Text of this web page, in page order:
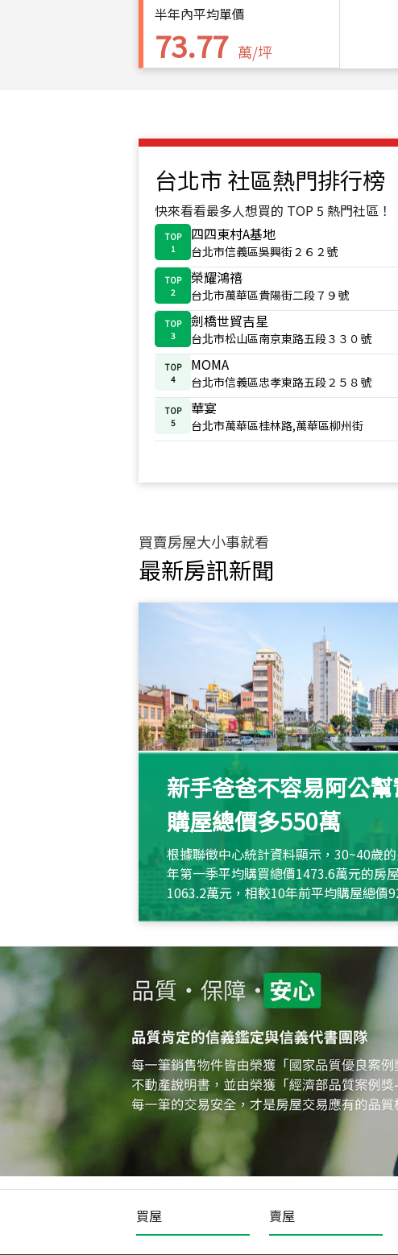
半年內平均單價
73.77 萬/坪
台北市 社區熱門排行榜
快來看看最多人想買的 TOP 5 熱門社區！
TOP
1
四四東村A基地
台北市信義區吳興街２６２號
TOP
2
榮耀鴻禧
台北市萬華區貴陽街二段７９號
TOP
3
劍橋世貿吉星
台北市松山區南京東路五段３３０號
TOP
4
MOMA
台北市信義區忠孝東路五段２５８號
TOP
5
華宴
台北市萬華區桂林路,萬華區柳州街
買賣房屋大小事就看
最新房訊新聞
新手爸爸不容易阿公
購屋總價多550萬
根據聯徵中心統計資料顯示，30~40歲
年第一季平均購買總價1473.6萬元的房
1063.2萬元，相較10年前平均購屋總價
約550萬元，且貸款金額也多
買屋 賣屋